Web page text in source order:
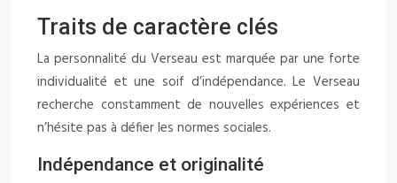
Traits de caractère clés
La personnalité du Verseau est marquée par une forte
individualité et une soif d’indépendance. Le Verseau
recherche constamment de nouvelles expériences et
n’hésite pas à défier les normes sociales.
Indépendance et originalité